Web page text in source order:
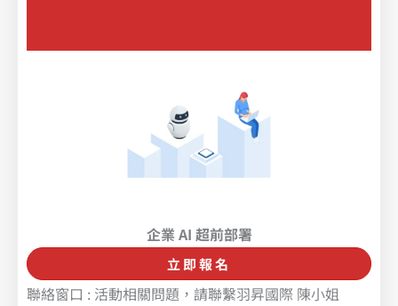
企業 AI 超前部署
立即報名
聯絡窗口 : 活動相關問題，請聯繫羽昇國際 陳小姐